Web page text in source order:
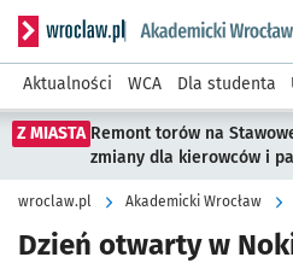
Serwis informacyjny
Aktualności WCA Dla studenta
Z MIASTA Remont torów na
zmiany dla kierowców i
wroclaw.pl Akademicki Wrocław
Dzień otwarty w